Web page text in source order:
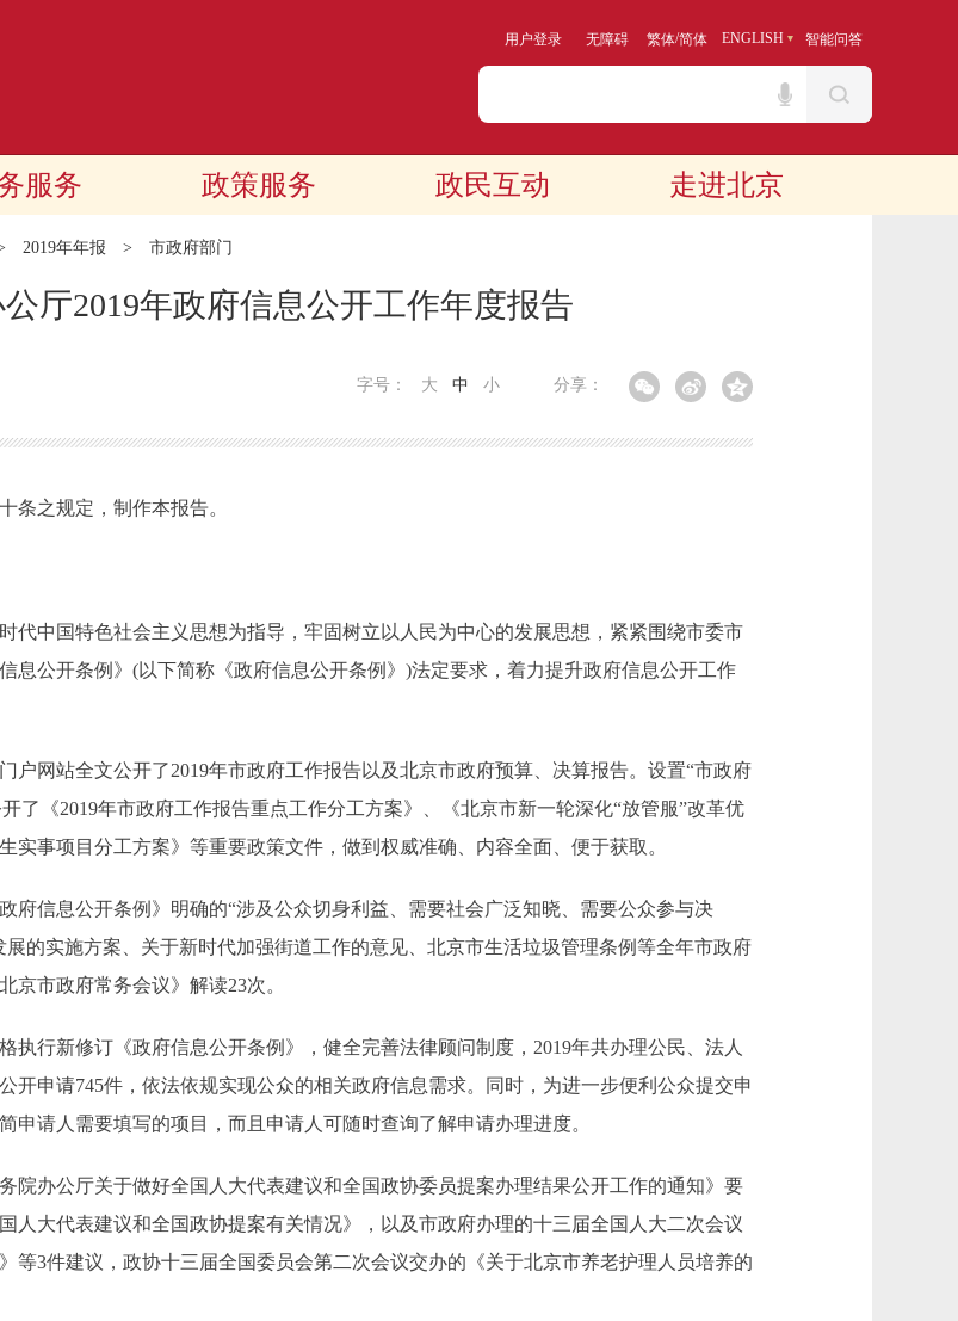
用户登录 无障碍 繁体/简体 ENGLISH 智能问答
服务 政策服务 政民互动 走进北京
2019年年报 > 市政府部门
厅2019年政府信息公开工作年度报告
分享：
字号： 大 中 小
之规定，制作本报告。
中国特色社会主义思想为指导，牢固树立以人民为中心的发展思想，紧紧围绕市委市
息公开条例》(以下简称《政府信息公开条例》)法定要求，着力提升政府信息公开工作
网站全文公开了2019年市政府工作报告以及北京市政府预算、决算报告。设置“市政府
了《2019年市政府工作报告重点工作分工方案》、《北京市新一轮深化“放管服”改革优
实事项目分工方案》等重要政策文件，做到权威准确、内容全面、便于获取。
信息公开条例》明确的“涉及公众切身利益、需要社会广泛知晓、需要公众参与决
的实施方案、关于新时代加强街道工作的意见、北京市生活垃圾管理条例等全年市政府
京市政府常务会议》解读23次。
行新修订《政府信息公开条例》，健全完善法律顾问制度，2019年共办理公民、法人
开申请745件，依法依规实现公众的相关政府信息需求。同时，为进一步便利公众提交申
请人需要填写的项目，而且申请人可随时查询了解申请办理进度。
办公厅关于做好全国人大代表建议和全国政协委员提案办理结果公开工作的通知》要
人大代表建议和全国政协提案有关情况》，以及市政府办理的十三届全国人大二次会议
等3件建议，政协十三届全国委员会第二次会议交办的《关于北京市养老护理人员培养的